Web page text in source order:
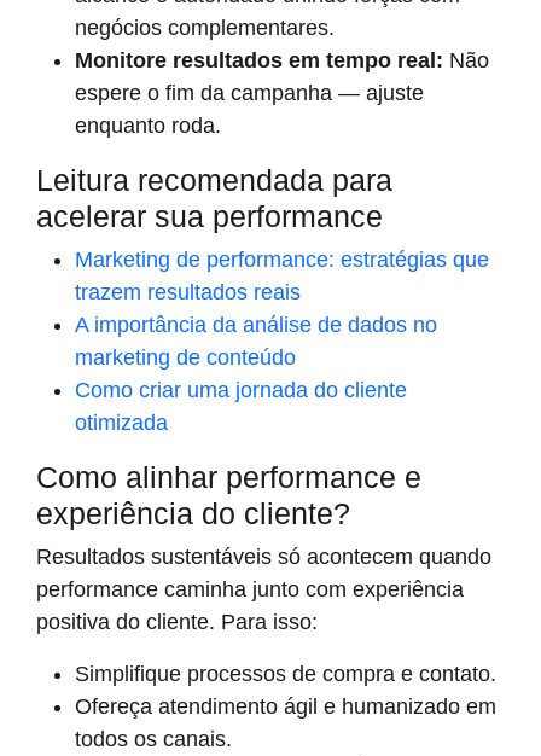
negócios complementares.
Monitore resultados em tempo real: Não
espere o fim da campanha — ajuste
enquanto roda.
Leitura recomendada para
acelerar sua performance
Marketing de performance: estratégias que
trazem resultados reais
A importância da análise de dados no
marketing de conteúdo
Como criar uma jornada do cliente
otimizada
Como alinhar performance e
experiência do cliente?
Resultados sustentáveis só acontecem quando
performance caminha junto com experiência
positiva do cliente. Para isso:
Simplifique processos de compra e contato.
Ofereça atendimento ágil e humanizado em
todos os canais.